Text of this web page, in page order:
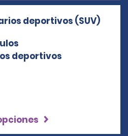
deportivos (SUV)